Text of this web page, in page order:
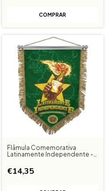
Flâmula Comemorativa
Latinamente Independente -
dias
€14,35